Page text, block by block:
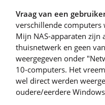
Vraag van een
verschillende
Mijn NAS-apparaten zijn
thuisnetwerk en geen
weergegeven onder
10-computers. Het
wel direct werden
oudere/eerdere